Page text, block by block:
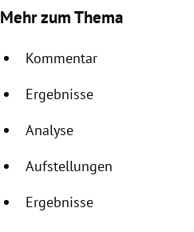
Mehr zum Thema
Kommentar
Ergebnisse
Analyse
Aufstellungen
Ergebnisse